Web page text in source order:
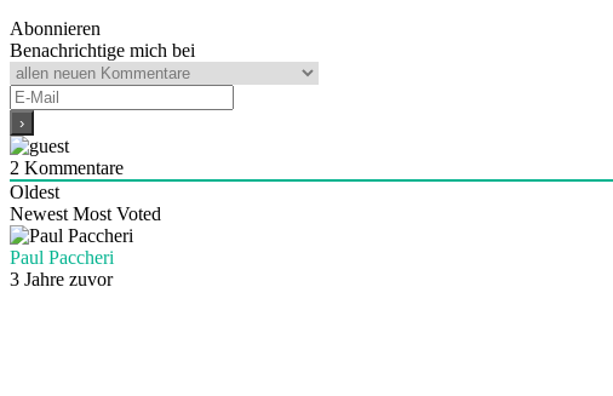
Abonnieren
Benachrichtige mich bei
2 Kommentare
Oldest
Newest Most Voted
Paul Paccheri
3 Jahre zuvor